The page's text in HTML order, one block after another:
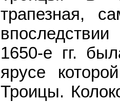
трапезная,
1650-е гг.
ярусе
Троицы.